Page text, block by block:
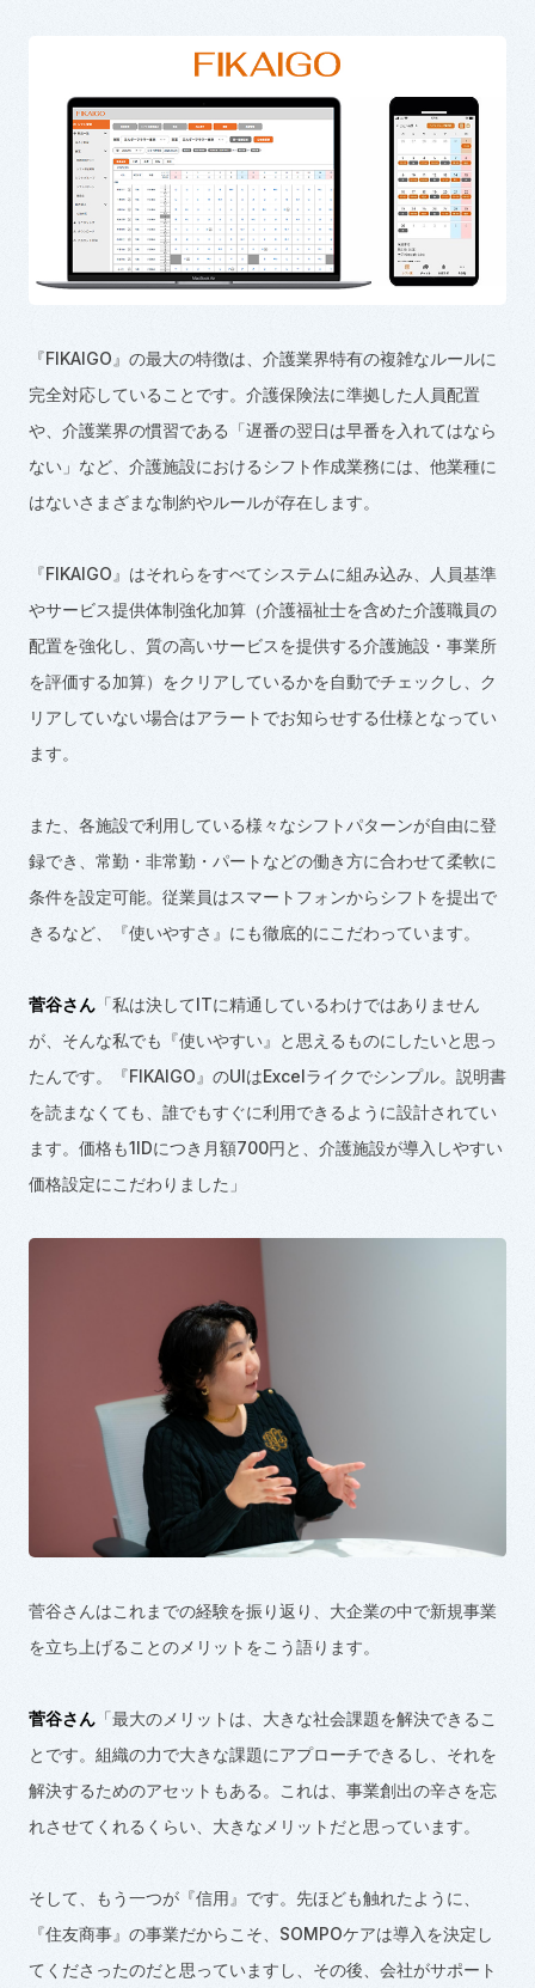
『FIKAIGO 』の最大の特徴は、介護業界特有の複雑なルールに
完全対応していることです。介護保険法に準拠した人員配置
や、介護業界の慣習である「遅番の翌日は早番を入れてはなら
ない」など、介護施設におけるシフト作成業務には、他業種に
はないさまざまな制約やルールが存在します。
『FIKAIGO 』はそれらをすべてシステムに組み込み、人員基準
やサービス提供体制強化加算（介護福祉士を含めた介護職員の
配置を強化し、質の高いサービスを提供する介護施設・事業所
を評価する加算）をクリアしているかを自動でチェックし、ク
リアしていない場合はアラートでお知らせする仕様となってい
ます。
また、各施設で利用している様々なシフトパターンが自由に登
録でき、常勤・非常勤・パートなどの働き方に合わせて柔軟に
条件を設定可能。従業員はスマートフォンからシフトを提出で
きるなど、『使いやすさ』にも徹底的にこだわっています。
菅谷さん「私は決してITに精通しているわけではありません
が、そんな私でも『使いやすい』と思えるものにしたいと思っ
たんです。『FIKAIGO 』のUIはExcelライクでシンプル。説明書
を読まなくても、誰でもすぐに利用できるように設計されてい
ます。価格も1IDにつき月額700円と、介護施設が導入しやすい
価格設定にこだわりました」
菅谷さんはこれまでの経験を振り返り、大企業の中で新規事業
を立ち上げることのメリットをこう語ります。
菅谷さん「最大のメリットは、大きな社会課題を解決できるこ
とです。組織の力で大きな課題にアプローチできるし、それを
解決するためのアセットもある。これは、事業創出の辛さを忘
れさせてくれるくらい、大きなメリットだと思っています。
そして、もう一つが『信用』です。先ほども触れたように、
『住友商事』の事業だからこそ、 SOMPOケアは導入を決定し
てくださったのだと思っていますし、その後、会社がサポート